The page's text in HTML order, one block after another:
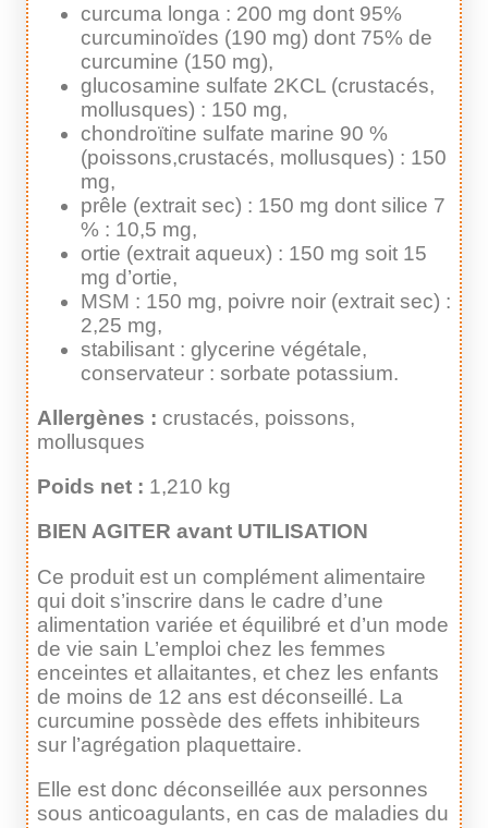
curcuma longa : 200 mg dont 95%
curcuminoïdes (190 mg) dont 75% de
curcumine (150 mg),
glucosamine sulfate 2KCL (crustacés,
mollusques) : 150 mg,
chondroïtine sulfate marine 90 %
(poissons,crustacés, mollusques) : 150
mg,
prêle (extrait sec) : 150 mg dont silice 7
% : 10,5 mg,
ortie (extrait aqueux) : 150 mg soit 15
mg d’ortie,
MSM : 150 mg, poivre noir (extrait sec) :
2,25 mg,
stabilisant : glycerine végétale,
conservateur : sorbate potassium.
Allergènes : crustacés, poissons,
mollusques
Poids net : 1,210 kg
BIEN AGITER avant UTILISATION
Ce produit est un complément alimentaire
qui doit s’inscrire dans le cadre d’une
alimentation variée et équilibré et d’un mode
de vie sain L’emploi chez les femmes
enceintes et allaitantes, et chez les enfants
de moins de 12 ans est déconseillé. La
curcumine possède des effets inhibiteurs
sur l’agrégation plaquettaire.
Elle est donc déconseillée aux personnes
sous anticoagulants, en cas de maladies du